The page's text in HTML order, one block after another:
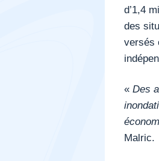
d’1,4
des
versés
« Des
Malric.